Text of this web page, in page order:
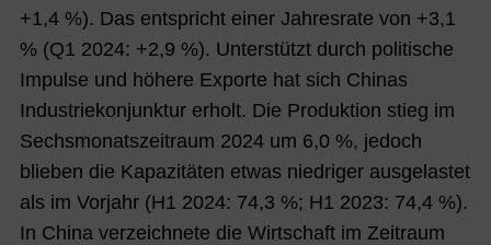
m
ita
lm
ar
+1,4 %). Das entspricht einer Jahresrate von +3,1
% (Q1 2024: +2,9 %). Unterstützt durch politische
Impulse und höhere Exporte hat sich Chinas
Industriekonjunktur erholt. Die Produktion stieg im
Sechsmonatszeitraum 2024 um 6,0 %, jedoch
blieben die Kapazitäten etwas niedriger ausgel astet
als im Vorjahr (H1 2024: 74,3 %; H1 2023: 74,4 %).
In China verzeichnete die Wirtschaft im Zeitraum